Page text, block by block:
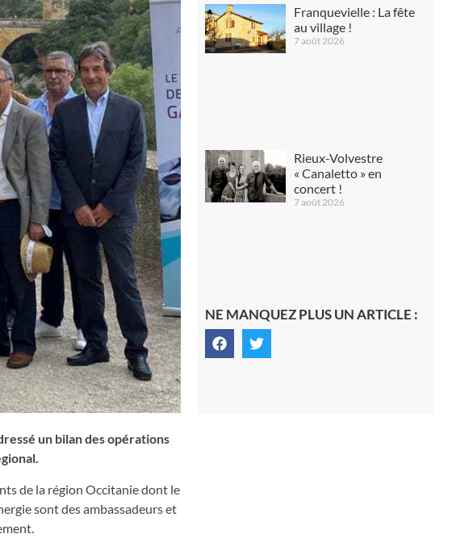
un bilan des opérations
de la région Occitanie dont le
sont des ambassadeurs et
Franquevielle : La fête
au village !
7 août 2026
Rieux-Volvestre
« Canaletto » en
concert !
7 août 2026
NE MANQUEZ PLUS UN ARTICLE :